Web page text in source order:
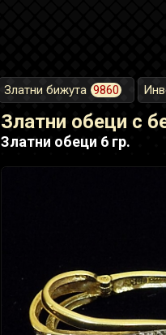
Златни бижута 9860
Златни обеци с
Златни обеци 6 гр.